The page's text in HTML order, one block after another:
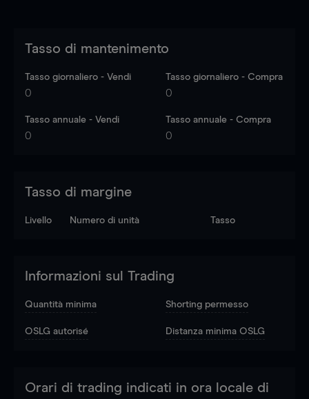
Tasso di mantenimento
Tasso giornaliero - Vendi
0
Tasso giornaliero - Compra
0
Tasso annuale - Vendi
0
Tasso annuale - Compra
0
Tasso di margine
Livello Numero di unità Tasso
Informazioni sul Trading
Quantità minima Shorting permesso
OSLG autorisé Distanza minima OSLG
Orari di trading indicati in ora locale di